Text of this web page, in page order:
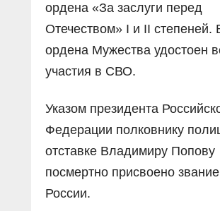
ордена «За заслуги перед
Отечеством» I и II степеней.
ордена Мужества удостоен
участия в СВО.
Указом президента
Федерации полковнику
отставке Владимиру Попову
посмертно присвоено
России.